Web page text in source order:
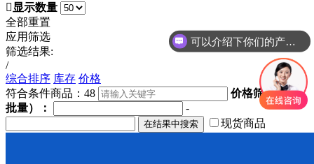
显示数量
全部重置
应用筛选
筛选结果:
/
综合排序 库存 价格
符合条件商品： 48
价格筛选（小
批量）：
-
现货商品
可以介绍下你们的产品么